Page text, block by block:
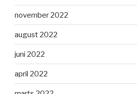
november 2022
august 2022
juni 2022
april 2022